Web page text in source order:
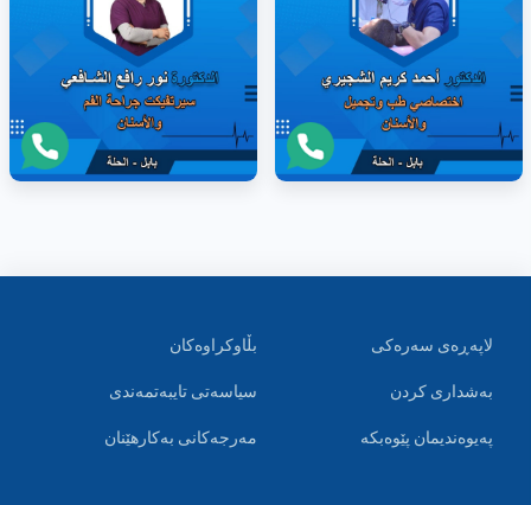
لاپەڕەی سەرەکی
بەشداری کردن
پەیوەندیمان پێوەبکە
بڵاوکراوەکان
سیاسەتی تایبەتمەندی
مەرجەکانی بەکارهێنان